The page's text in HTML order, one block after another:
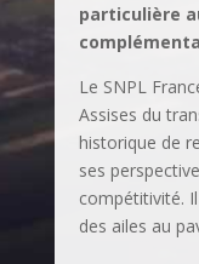
particulière
Le SNPL
Assises du
historique de
ses
compétitivité.
des ailes au